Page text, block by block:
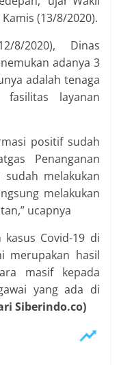
(13/8/2020).
8/2020), Dinas
adanya 3
adalah tenaga
layanan
positif sudah
Penanganan
sudah melakukan
melakukan
ucapnya
Covid-19 di
merupakan hasil
masif kepada
yang ada di
Siberindo.co)